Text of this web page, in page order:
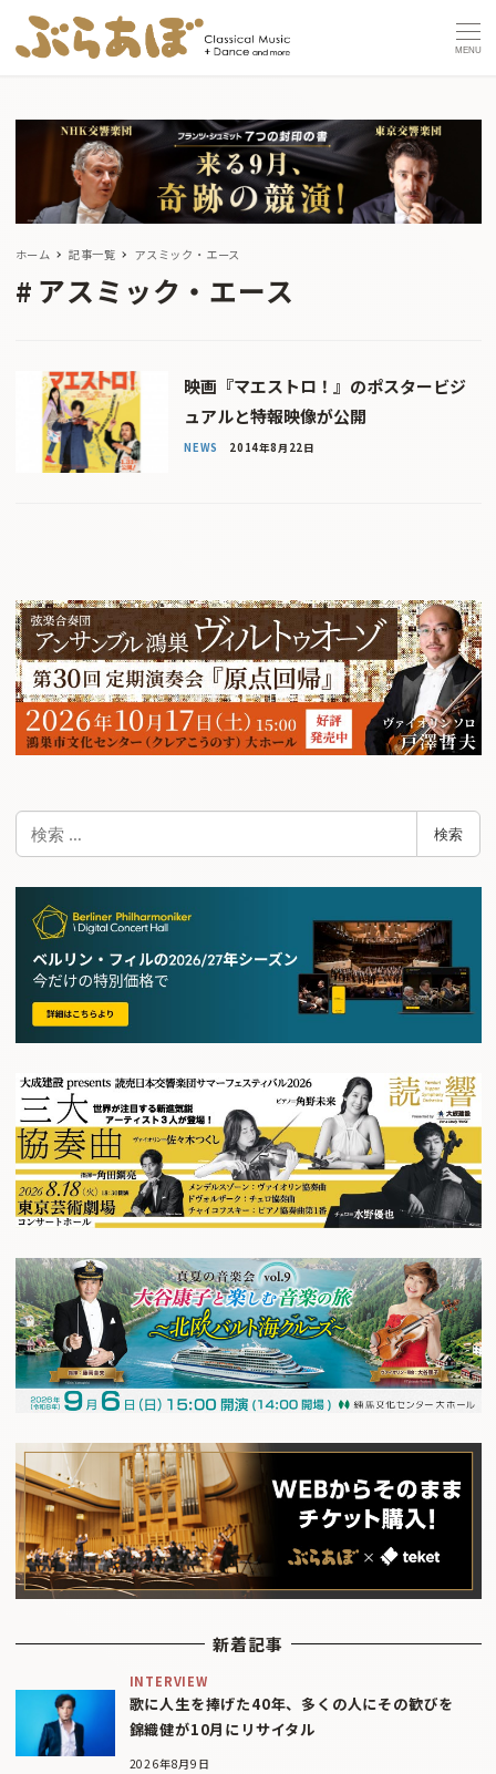
MENU
ホーム 記事一覧 アスミック・エース
アスミック・エース
映画『マエストロ！』のポスタービジ
ュアルと特報映像が公開
NEWS 2014年8月22日
検
索
検索
新着記事
INTERVIEW
歌に人生を捧げた40年、多くの人にその歓びを
錦織健が10月にリサイタル
2026年8月9日